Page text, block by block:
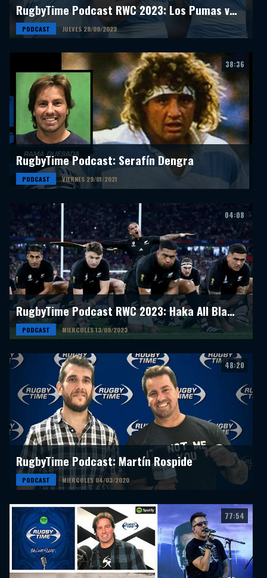
RugbyTime Podcast RWC 2023: Los Pumas vs Chile
PODCAST JUEVES 28/09/2023
38:36
RugbyTime Podcast: Serafín Dengra
PODCAST VIERNES 29/01/2021
04:08
RugbyTime Podcast RWC 2023: Haka All Blacks 13-27 Francia
PODCAST MIERCOLES 13/09/2023
48:20
RugbyTime Podcast: Martín Rospide
PODCAST MIERCOLES 04/03/2020
77:54